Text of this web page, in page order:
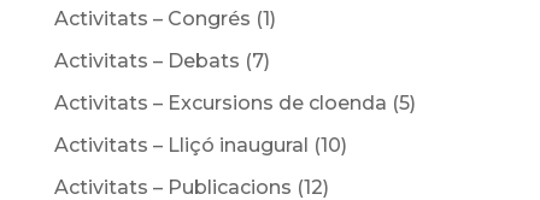
Activitats – Congrés (1)
Activitats – Debats (7)
Activitats – Excursions de cloenda (5)
Activitats – Lliçó inaugural (10)
Activitats – Publicacions (12)